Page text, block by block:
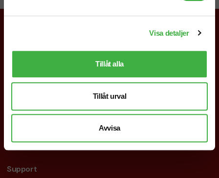
Visa detaljer
Tillåt alla
Tillåt urval
Avvisa
info@brandnewprofile.com
Facebook
Support